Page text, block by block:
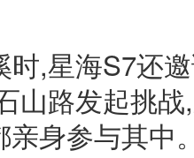
时,星海S7还
山路发起挑
身参与其中